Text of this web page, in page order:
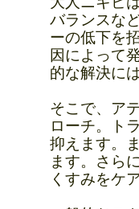
バランスな
ーの低下を
因によって
的な解決に
そこで、ア
ローチ。ト
抑えます。
ます。さら
くすみをケ